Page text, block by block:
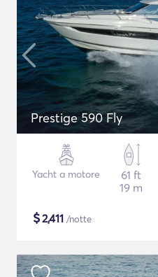
Prestige 590 Fly
Yacht a motore
61 ft
19 m
$2,411 /notte